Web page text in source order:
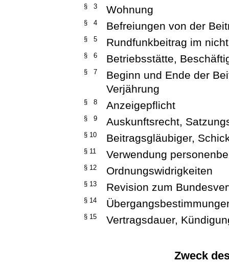
§ 3 Wohnung
§ 4 Befreiungen von der
§ 5 Rundfunkbeitrag im
§ 6 Betriebsstätte,
§ 7
Beginn und Ende der
Verjährung
§ 8 Anzeigepflicht
§ 9 Auskunftsrecht,
§ 10 Beitragsgläubiger,
§ 11 Verwendung
§ 12 Ordnungswidrigkeiten
§ 13 Revision zum
§ 14
§ 15 Vertragsdauer,
Zweck